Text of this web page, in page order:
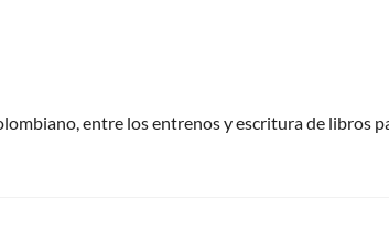
entre los entrenos y escritura de libros